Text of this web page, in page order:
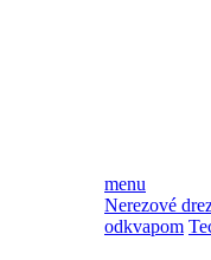
menu
Nerezové
odkvapom